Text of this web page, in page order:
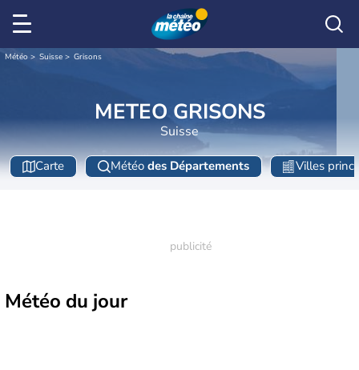
Météo Suisse Grisons
METEO GRISONS
Suisse
Carte Météo des Départements Villes
Météo du jour